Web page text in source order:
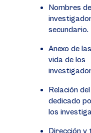
Nombres
secundario.
Anexo de
vida de los
Relación
dedicado
los
Dirección y